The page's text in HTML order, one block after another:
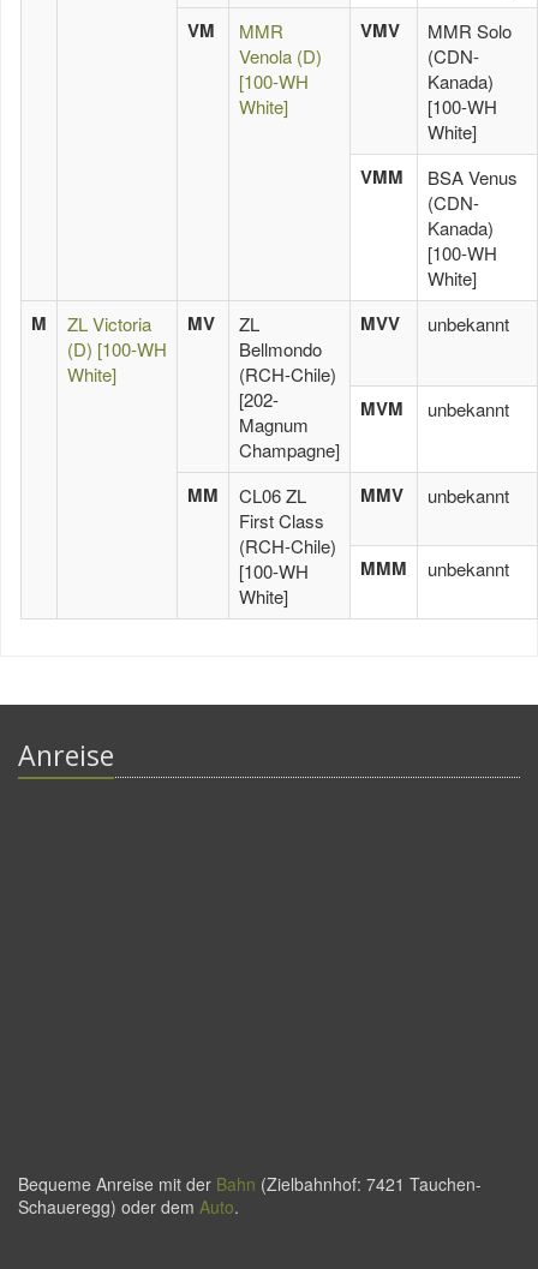
VM
MMR
Venola (D)
[100-WH
White]
VMV
MMR Solo
(CDN-
Kanada)
[100-WH
White]
VMM
BSA Venus
(CDN-
Kanada)
[100-WH
White]
M
ZL Victoria
(D) [100-WH
White]
MV
ZL
Bellmondo
(RCH-Chile)
[202-
Magnum
Champagne]
MVV unbekannt
MVM unbekannt
MM
CL06 ZL
First Class
(RCH-Chile)
[100-WH
White]
MMV unbekannt
MMM unbekannt
Anreise
Bequeme Anreise mit der Bahn (Zielbahnhof: 7421 Tauchen-
Schaueregg) oder dem Auto.